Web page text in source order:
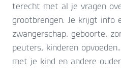
terecht met al je vragen
grootbrengen. Je krijgt info
zwangerschap, geboorte,
peuters, kinderen
met je kind en andere